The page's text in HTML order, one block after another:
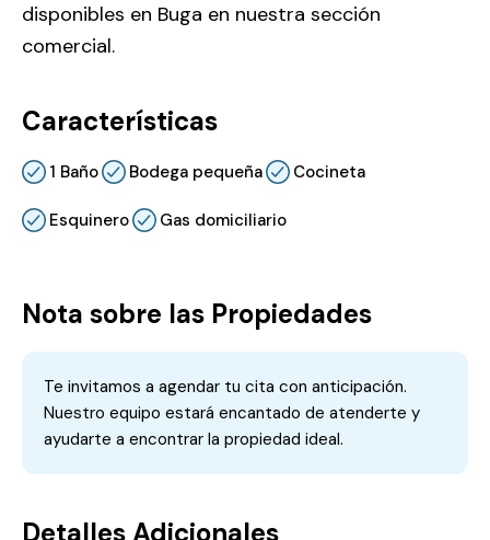
disponibles en Buga en nuestra sección
comercial.
Características
1 Baño Bodega pequeña Cocineta
Esquinero Gas domiciliario
Nota sobre las Propiedades
Te invitamos a agendar tu cita con anticipación.
Nuestro equipo estará encantado de atenderte y
ayudarte a encontrar la propiedad ideal.
Detalles Adicionales